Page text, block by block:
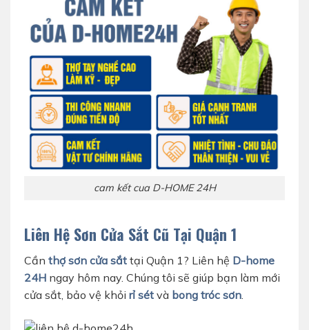
cam kết cua D-HOME 24H
Liên Hệ Sơn Cửa Sắt Cũ Tại Quận 1
Cần thợ sơn cửa sắt tại Quận 1? Liên hệ D-home
24H ngay hôm nay. Chúng tôi sẽ giúp bạn làm mới
cửa sắt, bảo vệ khỏi rỉ sét và bong tróc sơn.